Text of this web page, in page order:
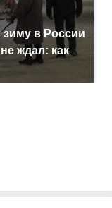
зиму в России
ждал: как